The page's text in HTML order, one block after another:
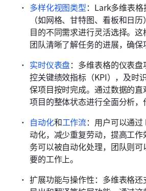
多样化视图类型：Lark多维表
（如网格、甘特图、看板和日
目的不同需求进行灵活选择。
团队清晰了解任务的进展，确保
实时仪表盘：多维表格的仪表
控关键绩效指标（KPI），及时
保项目按时完成。通过数据的
项目的整体状态进行全面分析，
自动化和工作流：用户可以通
动化，减少重复劳动，提高工
务可以被自动化处理，团队则
要的工作上。
扩展功能与操作性：多维表格